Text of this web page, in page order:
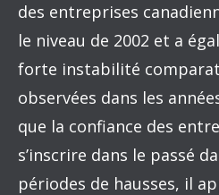
des entreprises
le niveau de 2002 et a
forte instabilité
observées dans les
que la confiance des
s’inscrire dans le passé
périodes de hausses, il